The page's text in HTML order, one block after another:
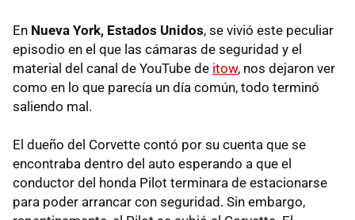
En Nueva York, Estados Unidos, se vivió este peculiar
episodio en el que las cámaras de seguridad y el
material del canal de YouTube de itow, nos dejaron ver
como en lo que parecía un día común, todo terminó
saliendo mal.
El dueño del Corvette contó por su cuenta que se
encontraba dentro del auto esperando a que el
conductor del honda Pilot terminara de estacionarse
para poder arrancar con seguridad. Sin embargo,